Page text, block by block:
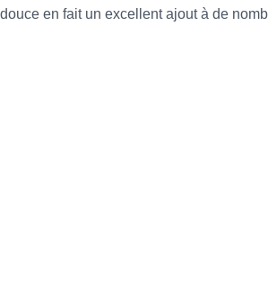
douce en fait un excellent ajout à de